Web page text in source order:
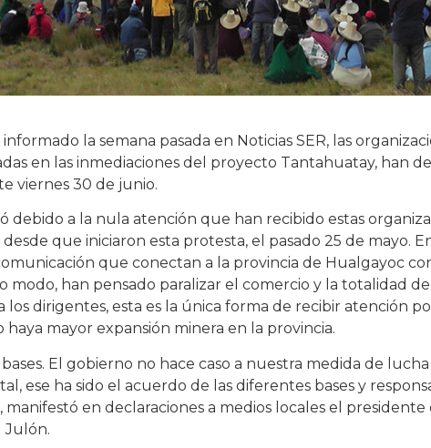
la semana pasada en Noticias SER, las
en las inmediaciones del proyecto Tantahuatay, han
viernes 30 de junio.
debido a la nula atención que han recibido estas
que iniciaron esta protesta, el pasado 25 de mayo.
que conectan a la provincia de Hualgayoc
modo, han pensado paralizar el comercio y la totalidad
los dirigentes, esta es la única forma de recibir atención
mayor expansión minera en la provincia.
bases. El gobierno no hace caso a nuestra medida de
ese ha sido el acuerdo de las diferentes bases y
manifestó en declaraciones a medios locales el
Julón.